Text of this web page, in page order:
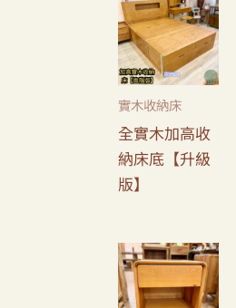
實木收納床
全實木加高收
納床底【升級
版】